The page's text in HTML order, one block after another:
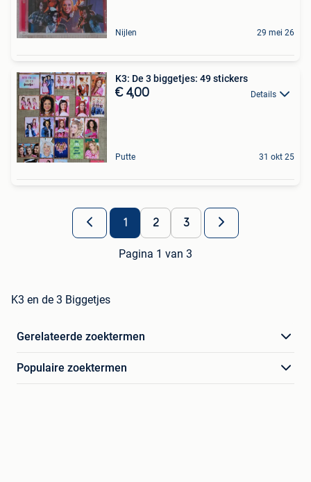
Nijlen 29 mei 26
K3: De 3 biggetjes: 49 stickers
€ 4,00 Details
Putte 31 okt 25
1 2 3
Pagina 1 van 3
K3 en de 3 Biggetjes
Gerelateerde zoektermen
Populaire zoektermen